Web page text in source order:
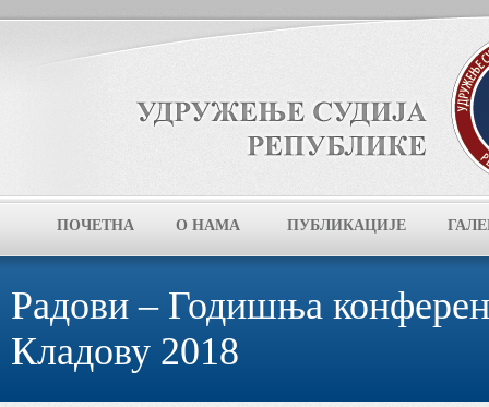
ПОЧЕТНА О НАМА ПУБЛИКАЦИЈЕ
Радови – Годишња
Кладову 2018